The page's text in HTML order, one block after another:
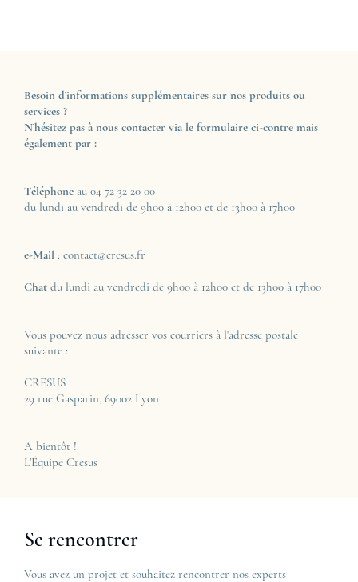
Besoin d’informations supplémentaires sur nos produits ou
services ?
N’hésitez pas à nous contacter via le formulaire ci-contre mais
également par :
Téléphone au 04 72 32 20 00
du lundi au vendredi de 9h00 à 12h00 et de 13h00 à 17h00
e-Mail : contact@cresus.fr
Chat du lundi au vendredi de 9h00 à 12h00 et de 13h00 à 17h00
Vous pouvez nous adresser vos courriers à l'adresse postale
suivante :
CRESUS
29 rue Gasparin, 69002 Lyon
A bientôt !
L’Équipe Cresus
Se rencontrer
Vous avez un projet et souhaitez rencontrer nos experts